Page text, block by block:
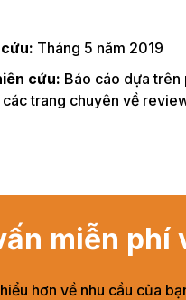
Tháng 5 năm 2019
cứu: Báo cáo dựa trên
trang chuyên về
miễn phí
hơn về nhu cầu của